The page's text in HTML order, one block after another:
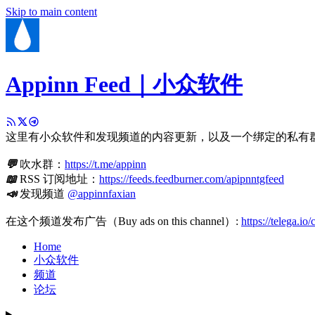
Skip to main content
Appinn Feed｜小众软件
这里有小众软件和发现频道的内容更新，以及一个绑定的私有
💬吹水群： https://t.me/appinn
📖RSS 订阅地址： https://feeds.feedburner.com/apipnntgfeed
📣发现频道 @appinnfaxian
在这个频道发布广告（Buy ads on this channel）: https://telega.io/
Home
小众软件
频道
论坛